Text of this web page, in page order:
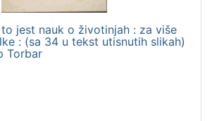
jest nauk o životinjah : za više
: (sa 34 u tekst utisnutih slikah)
Torbar